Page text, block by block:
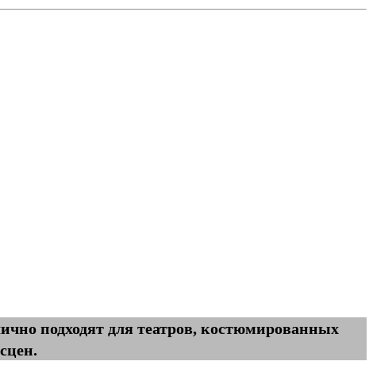
подходят для театров, костюмированных